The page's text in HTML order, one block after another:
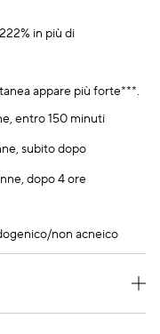
in più di
appare più forte***.
entro 150 minuti
subito dopo
dopo 4 ore
non acneico